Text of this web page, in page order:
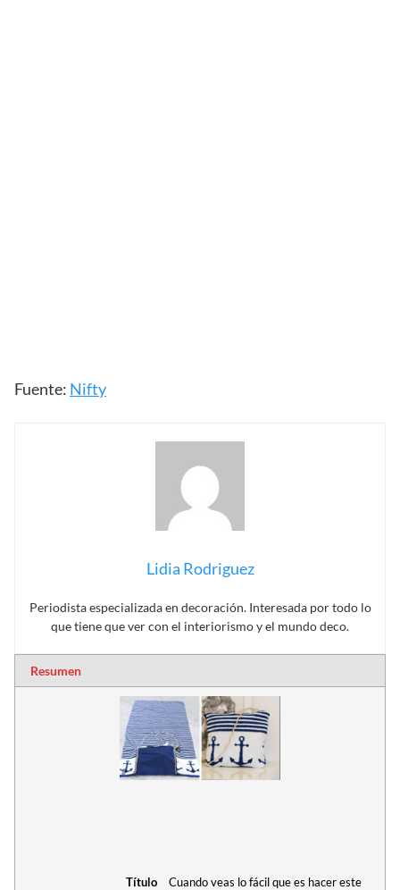
Fuente: Nifty
Lidia Rodriguez
Periodista especializada en decoración. Interesada por todo lo
que tiene que ver con el interiorismo y el mundo deco.
Resumen
Título
Cuando veas lo fácil que es hacer este